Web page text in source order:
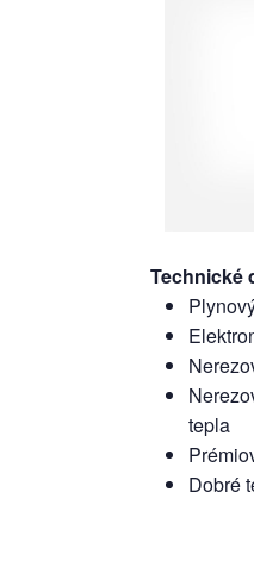
Technické
tepla
Dobré